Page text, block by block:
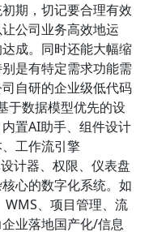
期，切记要合理有效
公司业务高效地运
成。同时还能大幅缩
是有特定需求功能需
自研的企业级低代码
于数据模型优先的设
置AI助手、组件设计
工作流引擎
计器、权限、仪表盘
心的数字化系统。如
WMS、项目管理、流
业落地国产化/信息